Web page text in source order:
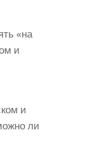
«на
и
и
ли